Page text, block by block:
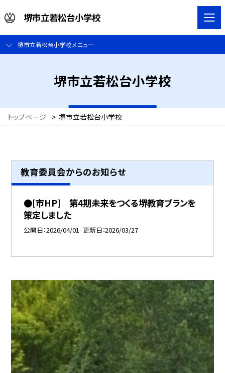
堺市立若松台小学校
堺市立若松台小学校メニュー
堺市立若松台小学校
トップページ > 堺市立若松台小学校
教育委員会からのお知らせ
●[市HP] 第4期未来をつくる堺教育プランを
策定しました
公開日 2026/04/01 更新日 2026/03/27